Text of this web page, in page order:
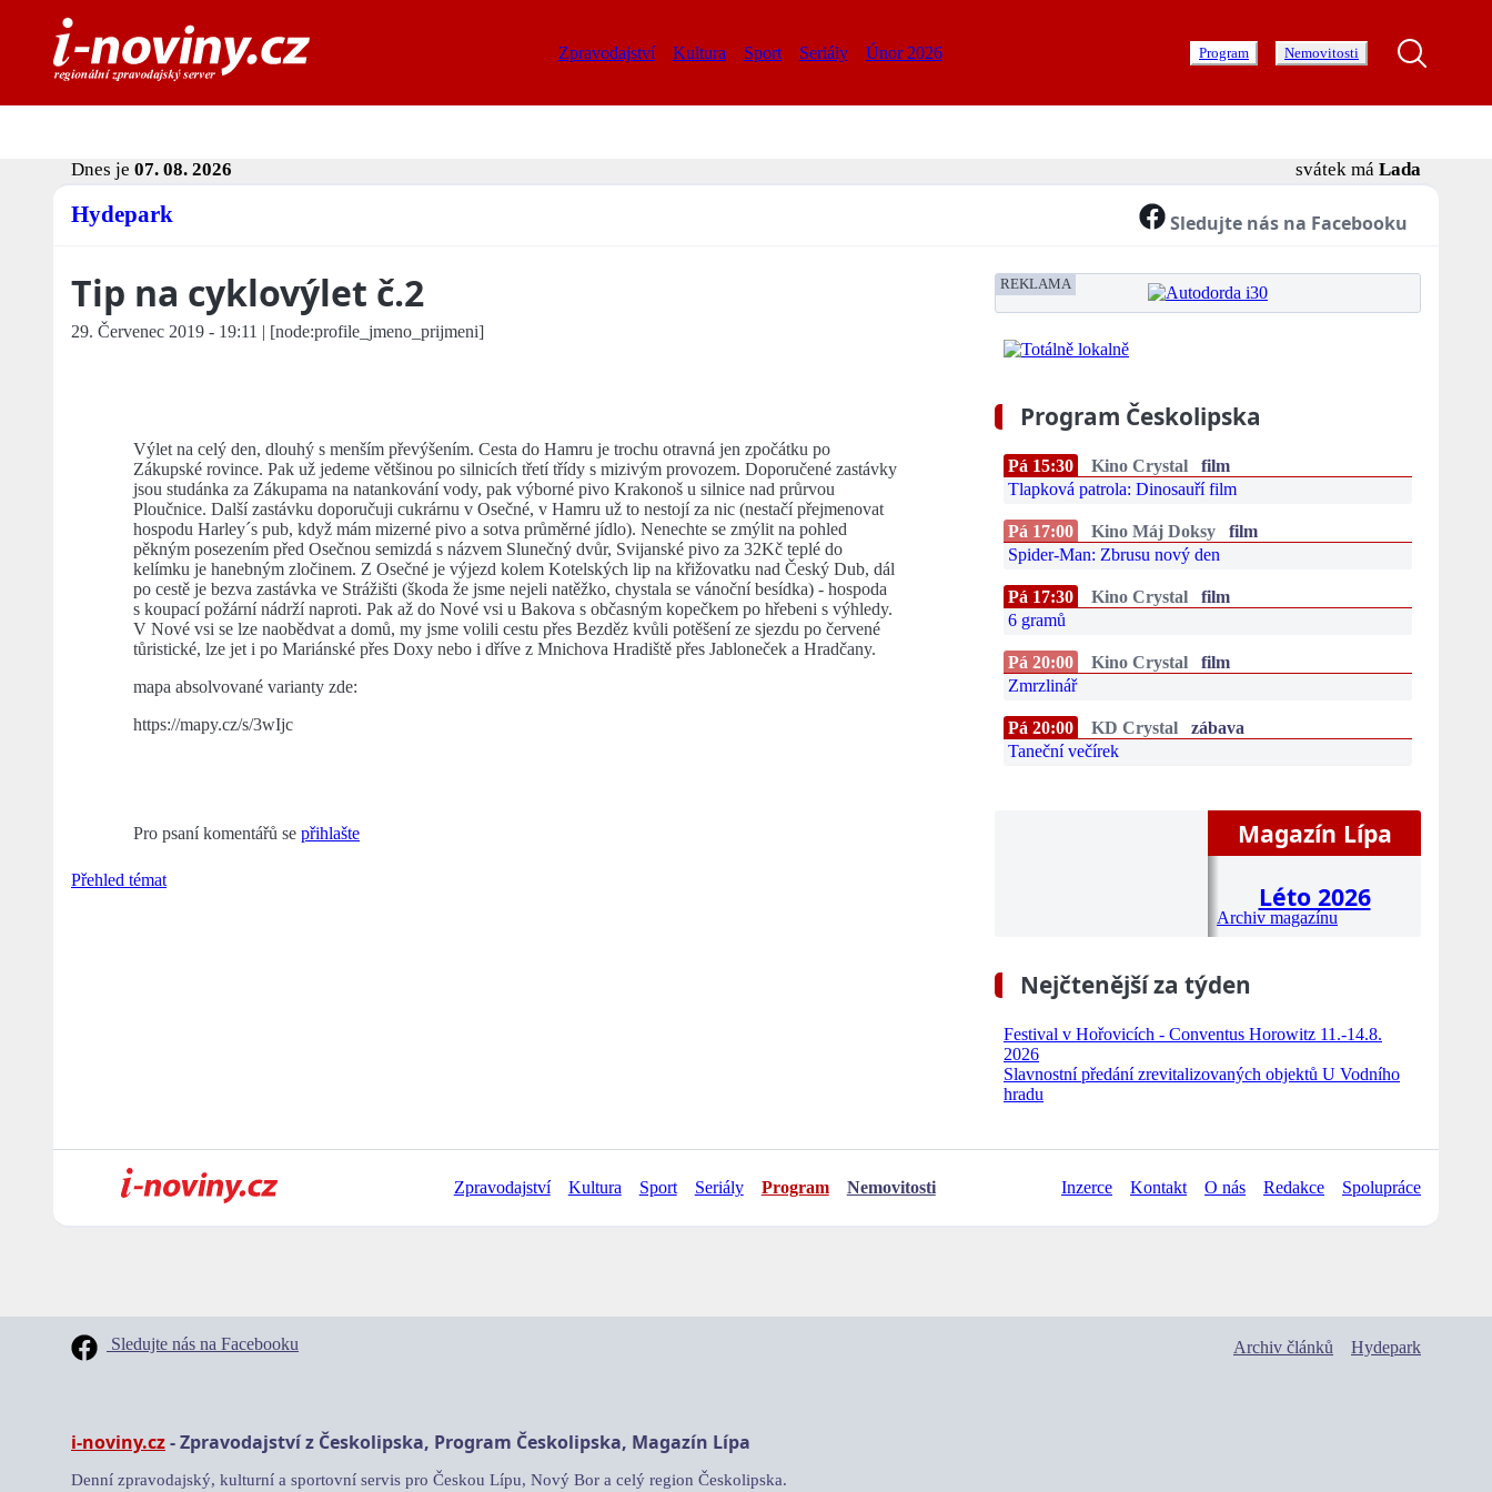
Zpravodajství Kultura Sport Seriály Únor 2026 Program Nemovitosti
Dnes je 07. 08. 2026 svátek má Lada
Hydepark Sledujte nás na Facebooku
Tip na cyklovýlet č.2
29. Červenec 2019 - 19:11 | [node:profile_jmeno_prijmeni]
Výlet na celý den, dlouhý s menším převýšením. Cesta do Hamru je trochu otravná jen zpočátku po
Zákupské rovince. Pak už jedeme většinou po silnicích třetí třídy s mizivým provozem. Doporučené zastávky
jsou studánka za Zákupama na natankování vody, pak výborné pivo Krakonoš u silnice nad průrvou
Ploučnice. Další zastávku doporučuji cukrárnu v Osečné, v Hamru už to nestojí za nic (nestačí přejmenovat
hospodu Harley´s pub, když mám mizerné pivo a sotva průměrné jídlo). Nenechte se zmýlit na pohled
pěkným posezením před Osečnou semizdá s názvem Slunečný dvůr, Svijanské pivo za 32Kč teplé do
kelímku je hanebným zločinem. Z Osečné je výjezd kolem Kotelských lip na křižovatku nad Český Dub, dál
po cestě je bezva zastávka ve Strážišti (škoda že jsme nejeli natěžko, chystala se vánoční besídka) - hospoda
s koupací požární nádrží naproti. Pak až do Nové vsi u Bakova s občasným kopečkem po hřebeni s výhledy.
V Nové vsi se lze naobědvat a domů, my jsme volili cestu přes Bezděz kvůli potěšení ze sjezdu po červené
tůristické, lze jet i po Mariánské přes Doxy nebo i dříve z Mnichova Hradiště přes Jabloneček a Hradčany.
mapa absolvované varianty zde:
https://mapy.cz/s/3wIjc
Pro psaní komentářů se přihlašte
Přehled témat
REKLAMA
Program Českolipska
Pá 15:30 Kino Crystal
film
Tlapková patrola: Dinosauří film
Pá 17:00 Kino Máj Doksy
film
Spider-Man: Zbrusu nový den
Pá 17:30 Kino Crystal
film
6 gramů
Pá 20:00 Kino Crystal
film
Zmrzlinář
Pá 20:00 KD Crystal
zábava
Taneční večírek
Magazín Lípa
Léto 2026
Archiv magazínu
Nejčtenější za týden
Festival v Hořovicích - Conventus Horowitz 11.-14.8.
2026
Slavnostní předání zrevitalizovaných objektů U Vodního
hradu
Zpravodajství Kultura Sport Seriály Program Nemovitosti Inzerce Kontakt O nás Redakce Spolupráce
Sledujte nás na Facebooku Archiv článků Hydepark
i-noviny.cz- Zpravodajství z Českolipska, Program Českolipska, Magazín Lípa
Denní zpravodajský, kulturní a sportovní servis pro Českou Lípu, Nový Bor a celý region Českolipska.